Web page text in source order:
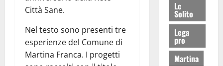
Città Sane.
Nel testo sono presenti tre
esperienze del Comune di
Martina Franca. I progetti
Lc
Solito
Lega
pro
Martina